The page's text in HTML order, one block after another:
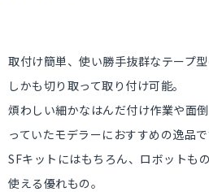
取付け簡単、使い勝手抜群なテープ型
しかも切り取って取り付け可能。
煩わしい細かなはんだ付け作業や面
っていたモデラーにおすすめの逸品で
SFキットにはもちろん、ロボットも
使える優れもの。